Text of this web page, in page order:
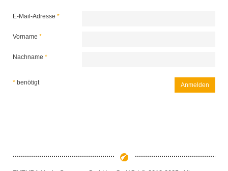
E-Mail-Adresse *
Vorname *
Nachname *
* benötigt